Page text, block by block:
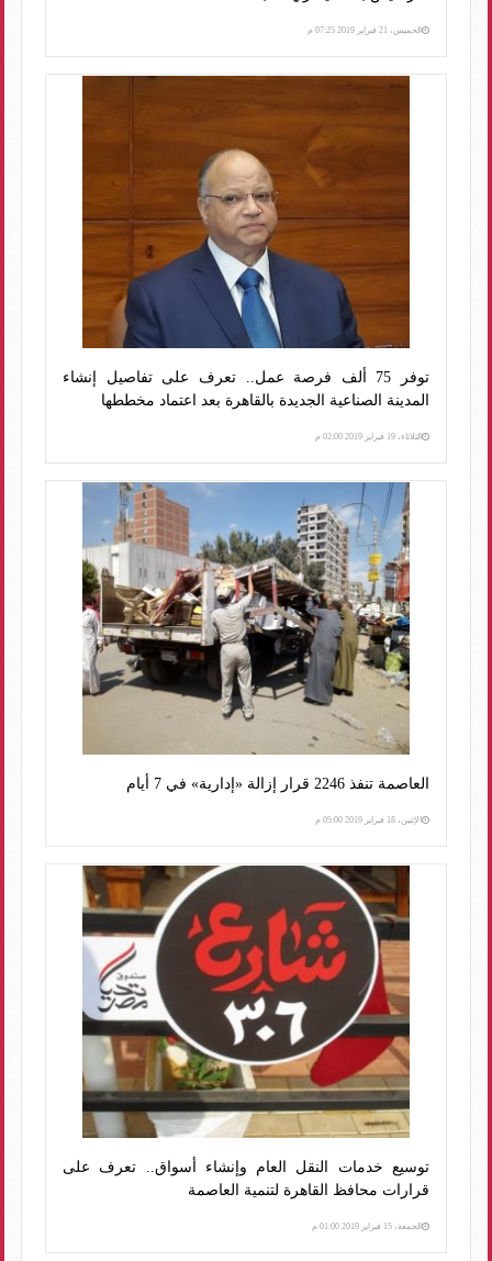
الخميس، 21 فبراير 2019 07:25 م
توفر 75 ألف فرصة عمل.. تعرف على تفاصيل إنشاء
المدينة الصناعية الجديدة بالقاهرة بعد اعتماد مخططها
الثلاثاء، 19 فبراير 2019 02:00 م
العاصمة تنفذ 2246 قرار إزالة «إدارية» في 7 أيام
الإثنين، 18 فبراير 2019 05:00 م
توسيع خدمات النقل العام وإنشاء أسواق.. تعرف على
قرارات محافظ القاهرة لتنمية العاصمة
الجمعة، 15 فبراير 2019 01:00 م